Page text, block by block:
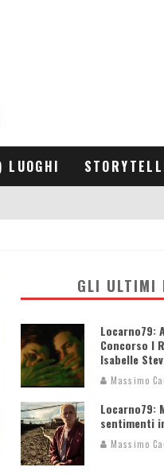
LUOGHI
GLI ULTIMI
Locarno79:
Concorso I
Isabelle
Massimo
Locarno79:
sentimenti
Massimo